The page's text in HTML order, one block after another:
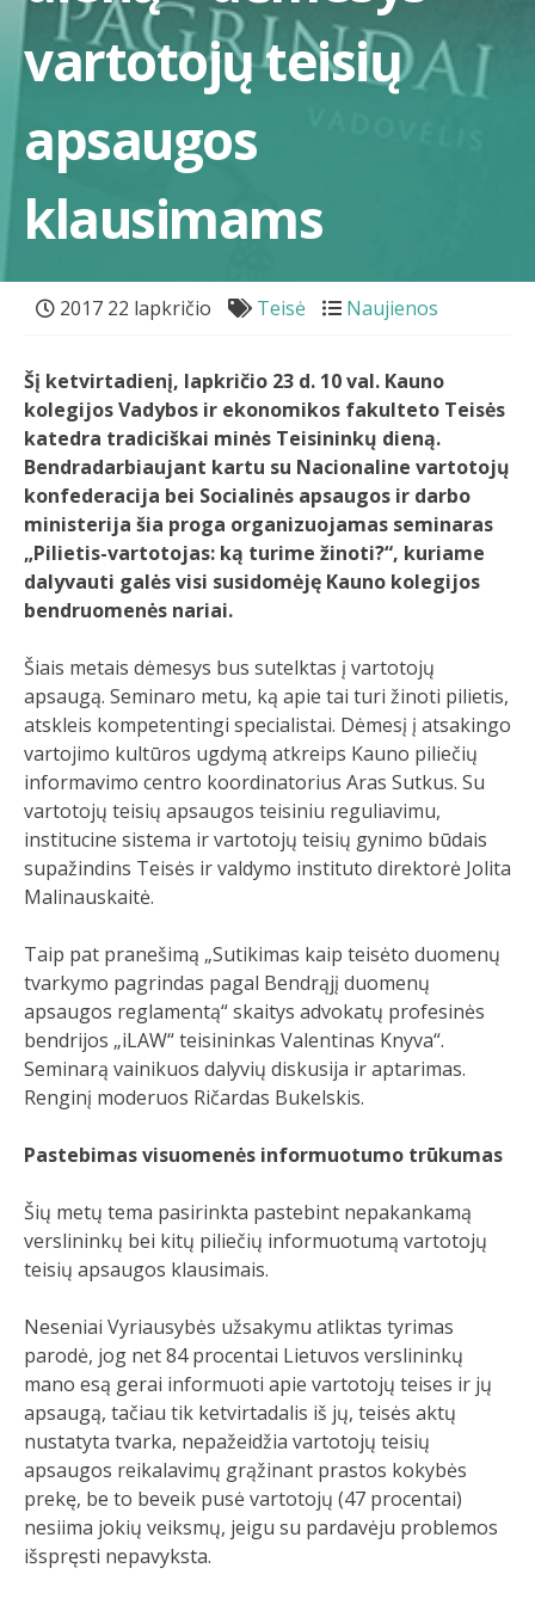
vartotojų teisių
apsaugos
klausimams
2017 22 lapkričio Teisė Naujienos
Šį ketvirtadienį, lapkričio 23 d. 10 val. Kauno
kolegijos Vadybos ir ekonomikos fakulteto Teisės
katedra tradiciškai minės Teisininkų dieną.
Bendradarbiaujant kartu su Nacionaline vartotojų
konfederacija bei Socialinės apsaugos ir darbo
ministerija šia proga organizuojamas seminaras
„Pilietis-vartotojas: ką turime žinoti?“, kuriame
dalyvauti galės visi susidomėję Kauno kolegijos
bendruomenės nariai.
Šiais metais dėmesys bus sutelktas į vartotojų
apsaugą. Seminaro metu, ką apie tai turi žinoti pilietis,
atskleis kompetentingi specialistai. Dėmesį į atsakingo
vartojimo kultūros ugdymą atkreips Kauno piliečių
informavimo centro koordinatorius Aras Sutkus. Su
vartotojų teisių apsaugos teisiniu reguliavimu,
institucine sistema ir vartotojų teisių gynimo būdais
supažindins Teisės ir valdymo instituto direktorė Jolita
Malinauskaitė.
Taip pat pranešimą „Sutikimas kaip teisėto duomenų
tvarkymo pagrindas pagal Bendrąjį duomenų
apsaugos reglamentą“ skaitys advokatų profesinės
bendrijos „iLAW“ teisininkas Valentinas Knyva“.
Seminarą vainikuos dalyvių diskusija ir aptarimas.
Renginį moderuos Ričardas Bukelskis.
Pastebimas visuomenės informuotumo trūkumas
Šių metų tema pasirinkta pastebint nepakankamą
verslininkų bei kitų piliečių informuotumą vartotojų
teisių apsaugos klausimais.
Neseniai Vyriausybės užsakymu atliktas tyrimas
parodė, jog net 84 procentai Lietuvos verslininkų
mano esą gerai informuoti apie vartotojų teises ir jų
apsaugą, tačiau tik ketvirtadalis iš jų, teisės aktų
nustatyta tvarka, nepažeidžia vartotojų teisių
apsaugos reikalavimų grąžinant prastos kokybės
prekę, be to beveik pusė vartotojų (47 procentai)
nesiima jokių veiksmų, jeigu su pardavėju problemos
išspręsti nepavyksta.